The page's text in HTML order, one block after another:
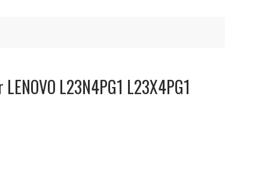
L23N4PG1 L23X4PG1